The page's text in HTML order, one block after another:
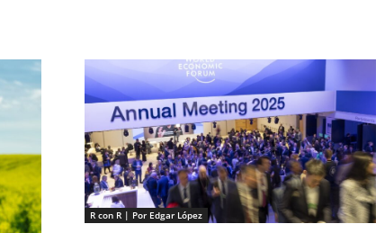
R con R | Por Edgar López